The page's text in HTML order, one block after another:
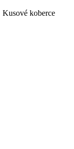
Kusové koberce